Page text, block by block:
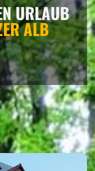
URLAUB
ALB
erstellen >